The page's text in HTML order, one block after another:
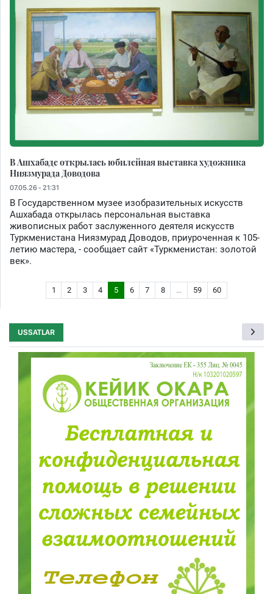
В Ашхабаде открылась юбилейная выставка художника
Ниязмурада Доводова
07.05.26 - 21:31
В Государственном музее изобразительных искусств
Ашхабада открылась персональная выставка
живописных работ заслуженного деятеля искусств
Туркменистана Ниязмурад Доводов, приуроченная к 105-
летию мастера, - сообщает сайт «Туркменистан: золотой
век».
1 2 3 4 5 6 7 8 ... 59 60
USSATLAR